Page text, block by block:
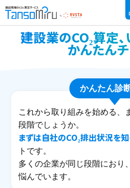
TansoMiru（タンソミル）｜建設現場
建設業のCO₂算定
かんたん
かんたん診
これから取り組みを始める、
段階でしょうか。
まずは自社のCO₂排出状況を知
トです。
多くの企業が同じ段階におり
悩んでいます。